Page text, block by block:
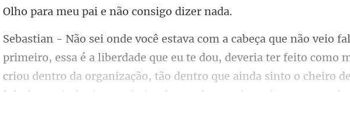
pai e não cons
de que eu te dou, deveria ter feito como
criou dentro da organização, tão dentro que ainda